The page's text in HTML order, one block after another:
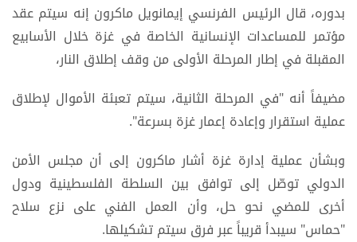
بدوره، قال الرئيس الفرنسي إيمانويل ماكرون إنه سيتم عقد
مؤتمر للمساعدات الإنسانية الخاصة في غزة خلال الأسابيع
المقبلة في إطار المرحلة الأولى من وقف إطلاق النار،
مضيفاً أنه "في المرحلة الثانية، سيتم تعبئة الأموال لإطلاق
عملية استقرار وإعادة إعمار غزة بسرعة".
وبشأن عملية إدارة غزة أشار ماكرون إلى أن مجلس الأمن
الدولي توصّل إلى توافق بين السلطة الفلسطينية ودول
أخرى للمضي نحو حل، وأن العمل الفني على نزع سلاح
"حماس" سيبدأ قريباً عبر فرق سيتم تشكيلها.